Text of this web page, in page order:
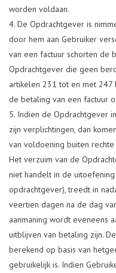
worden voldaan.
De Opdrachtgever is
door hem aan Gebruiker
van een factuur schorten de
Opdrachtgever die geen
artikelen 231 tot en met 247
de betaling van een factuur
Indien de Opdrachtgever
zijn verplichtingen, dan
van voldoening buiten
Het verzuim van de
niet handelt in de
opdrachtgever), treedt in
veertien dagen na de dag
aanmaning wordt eveneens
uitblijven van betaling zijn.
berekend op basis van
gebruikelijk is. Indien